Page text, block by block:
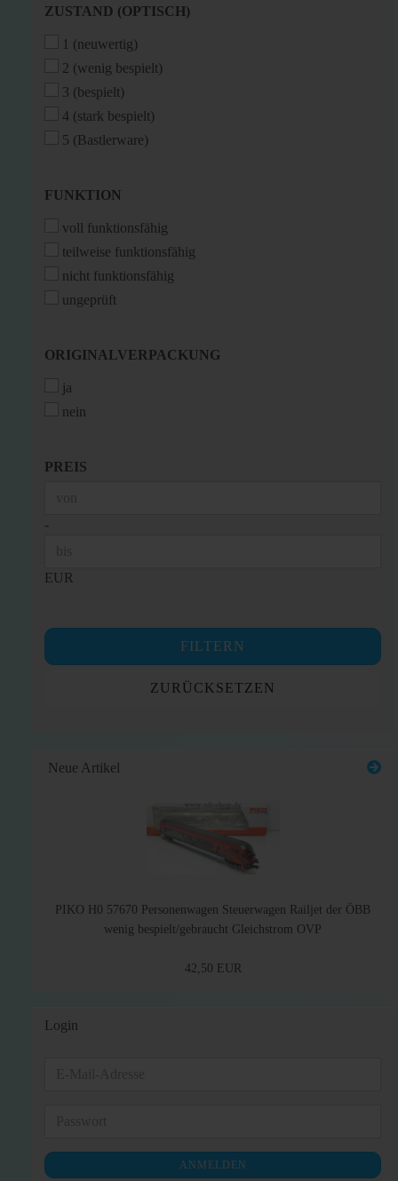
ZUSTAND
ZUSTAND (OPTISCH)
1 (neuwertig)
2 (wenig bespielt)
3 (bespielt)
4 (stark bespielt)
5 (Bastlerware)
FUNKTION
FUNKTION
voll funktionsfähig
teilweise funktionsfähig
nicht funktionsfähig
ungeprüft
ORIGINALVERPACKUNG
ORIGINALVERPACKUNG
ja
nein
PREIS
PREIS
-
EUR
FILTERN
ZURÜCKSETZEN
Neue Artikel
PIKO H0 57670 Personenwagen Steuerwagen Railjet der ÖBB
wenig bespielt/gebraucht Gleichstrom OVP
42,50 EUR
Login
ANMELDEN